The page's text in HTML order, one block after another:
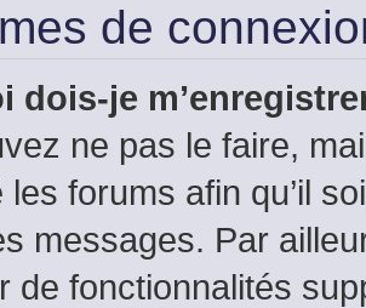
de
dois-je
ne pas le faire,
les forums afin qu’il
messages. Par
de fonctionnalités